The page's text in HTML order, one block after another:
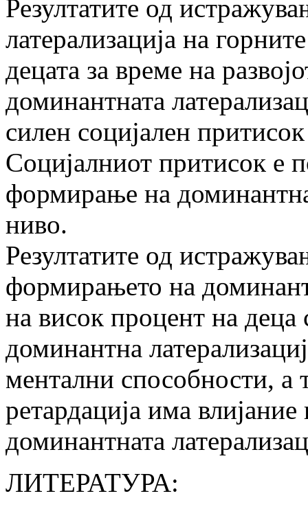
Резултатите од
латерализација на
децата за време на
доминантната
силен социјален
Социјалниот притисок е
формирање на
ниво.
Резултатите од
формирањето на
на висок процент на
доминантна
ментални способности, а
ретардација има
доминантната
ЛИТЕРАТУРА: